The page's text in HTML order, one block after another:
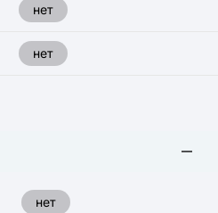
нет
нет
нет